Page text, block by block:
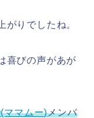
がりでしたね。
喜びの声があが
ママムー)メンバ